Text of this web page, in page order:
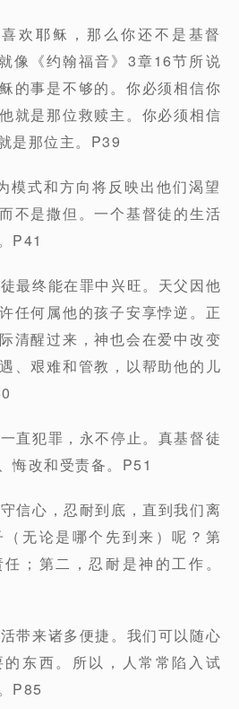
欢耶稣，那么你还不是基督
像《约翰福音》3章16节所说
的事是不够的。你必须相信你
就是那位救赎主。你必须相信
是那位主。P39
模式和方向将反映出他们渴望
不是撒但。一个基督徒的生活
P41
最终能在罪中兴旺。天父因他
任何属他的孩子安享悖逆。正
清醒过来，神也会在爱中改变
、艰难和管教，以帮助他的儿
直犯罪，永不停止。真基督徒
悔改和受责备。P51
信心，忍耐到底，直到我们离
无论是哪个先到来）呢？第
；第二，忍耐是神的工作。
带来诸多便捷。我们可以随心
东西。所以，人常常陷入试
P85